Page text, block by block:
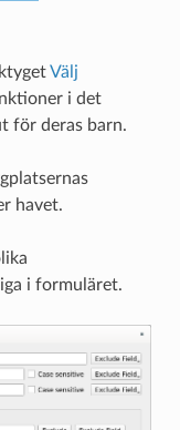
Välj
i det
för deras barn.
havet.
i formuläret.